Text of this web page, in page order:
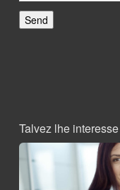
Talvez lhe